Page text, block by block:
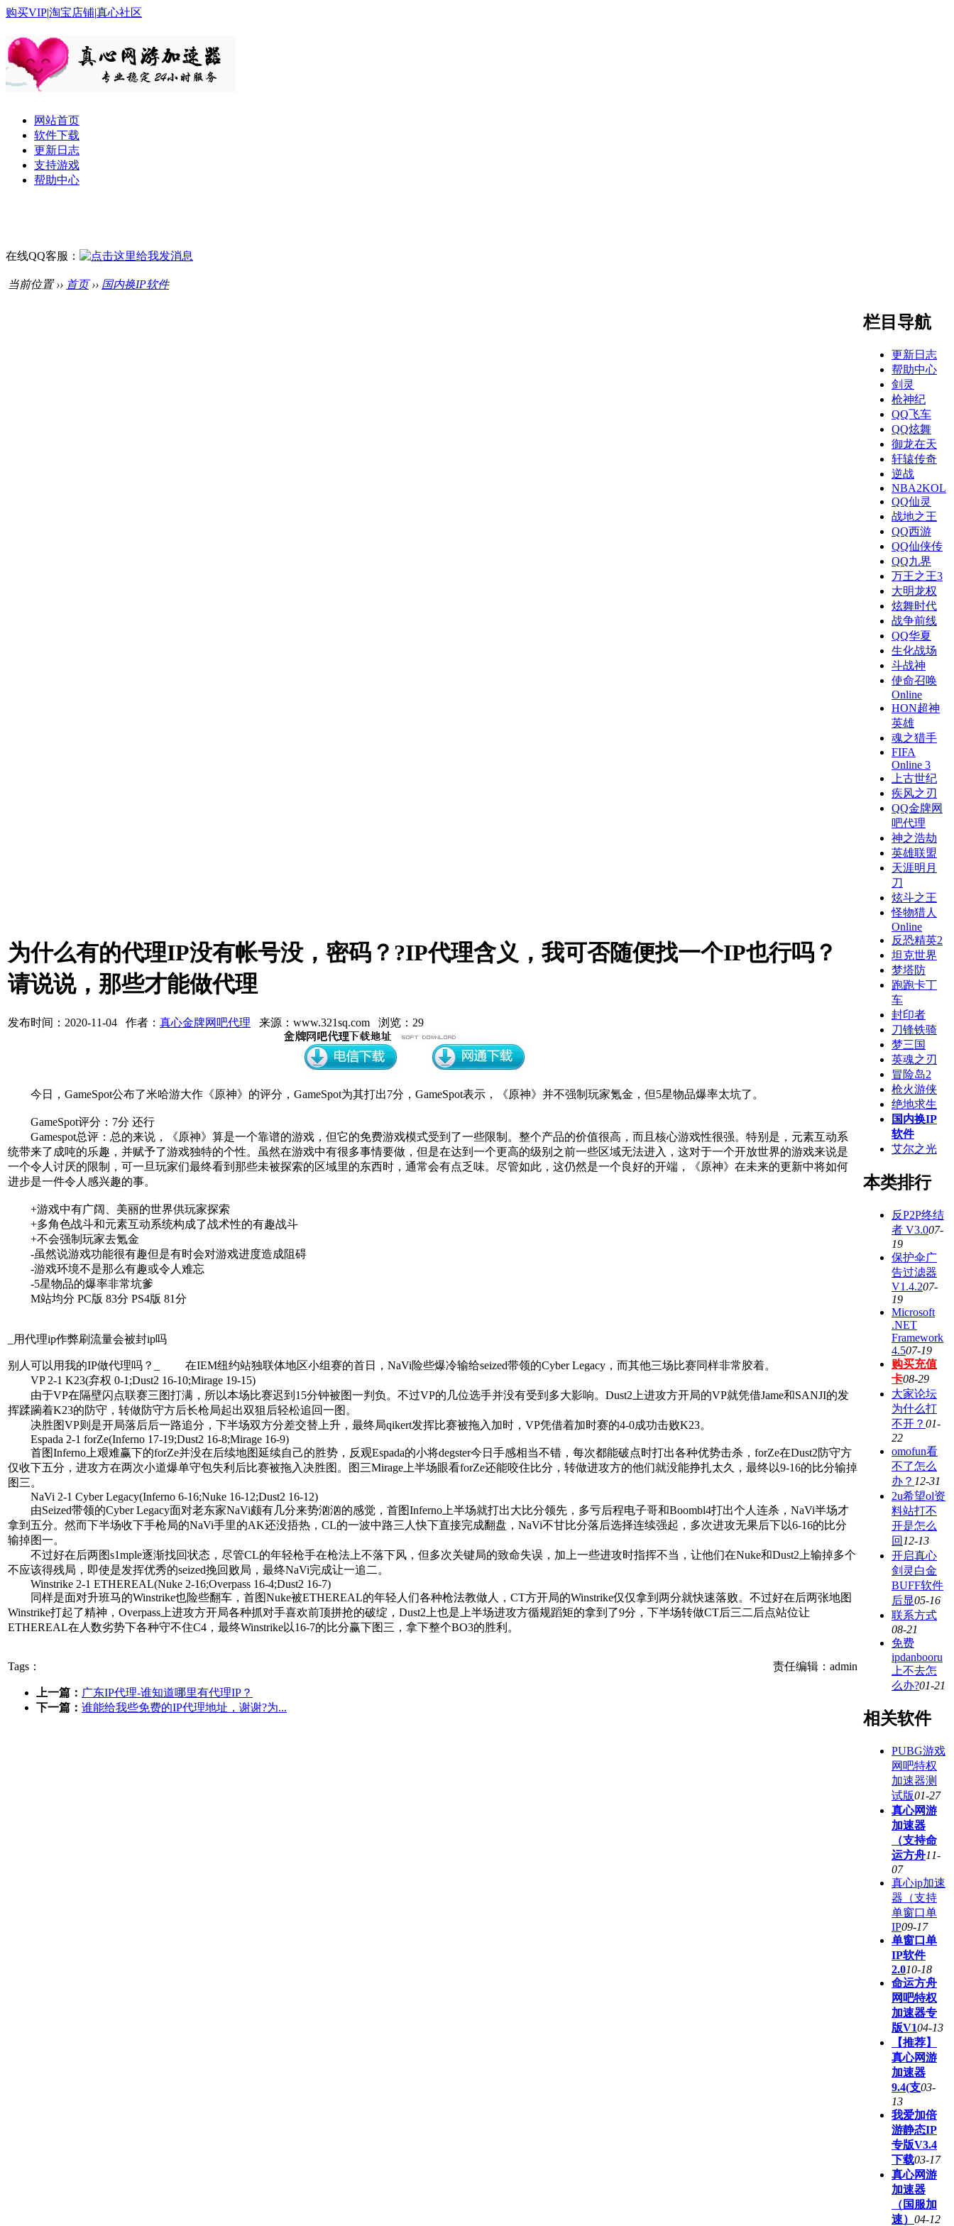
购买VIP|淘宝店铺|真心社区
网站首页
软件下载
更新日志
支持游戏
帮助中心
在线QQ客服：
当前位置 ›› 首页›› 国内换IP软件
为什么有的代理IP没有帐号没，密码？?IP代理含义，我可否随便找一个IP也行吗？
请说说，那些才能做代理
发布时间：2020-11-04 作者： 真心金牌网吧代理 来源：www.321sq.com 浏览：29
今日，GameSpot公布了米哈游大作《原神》的评分，GameSpot为其打出7分，GameSpot表示，《原神》并不强制玩家氪金，但5星物品爆率太坑了。
GameSpot评分：7分 还行
Gamespot总评：总的来说，《原神》算是一个靠谱的游戏，但它的免费游戏模式受到了一些限制。整个产品的价值很高，而且核心游戏性很强。特别是，元素互动系
统带来了成吨的乐趣，并赋予了游戏独特的个性。虽然在游戏中有很多事情要做，但是在达到一个更高的级别之前一些区域无法进入，这对于一个开放世界的游戏来说是
一个令人讨厌的限制，可一旦玩家们最终看到那些未被探索的区域里的东西时，通常会有点乏味。尽管如此，这仍然是一个良好的开端，《原神》在未来的更新中将如何
进步是一件令人感兴趣的事。
+游戏中有广阔、美丽的世界供玩家探索
+多角色战斗和元素互动系统构成了战术性的有趣战斗
+不会强制玩家去氪金
-虽然说游戏功能很有趣但是有时会对游戏进度造成阻碍
-游戏环境不是那么有趣或令人难忘
-5星物品的爆率非常坑爹
M站均分 PC版 83分 PS4版 81分
_用代理ip作弊刷流量会被封ip吗
别人可以用我的IP做代理吗？_ 在IEM纽约站独联体地区小组赛的首日，NaVi险些爆冷输给seized带领的Cyber Legacy，而其他三场比赛同样非常胶着。
VP 2-1 K23(弃权 0-1;Dust2 16-10;Mirage 19-15)
由于VP在隔壁闪点联赛三图打满，所以本场比赛迟到15分钟被图一判负。不过VP的几位选手并没有受到多大影响。Dust2上进攻方开局的VP就凭借Jame和SANJI的发
挥蹂躏着K23的防守，转做防守方后长枪局起出双狙后轻松追回一图。
决胜图VP则是开局落后后一路追分，下半场双方分差交替上升，最终局qikert发挥比赛被拖入加时，VP凭借着加时赛的4-0成功击败K23。
Espada 2-1 forZe(Inferno 17-19;Dust2 16-8;Mirage 16-9)
首图Inferno上艰难赢下的forZe并没在后续地图延续自己的胜势，反观Espada的小将degster今日手感相当不错，每次都能破点时打出各种优势击杀，forZe在Dust2防守方
仅收下五分，进攻方在两次小道爆单守包失利后比赛被拖入决胜图。图三Mirage上半场眼看forZe还能咬住比分，转做进攻方的他们就没能挣扎太久，最终以9-16的比分输掉
图三。
NaVi 2-1 Cyber Legacy(Inferno 6-16;Nuke 16-12;Dust2 16-12)
由Seized带领的Cyber Legacy面对老东家NaVi颇有几分来势汹汹的感觉，首图Inferno上半场就打出大比分领先，多亏后程电子哥和Boombl4打出个人连杀，NaVi半场才
拿到五分。然而下半场收下手枪局的NaVi手里的AK还没捂热，CL的一波中路三人快下直接完成翻盘，NaVi不甘比分落后选择连续强起，多次进攻无果后下以6-16的比分
输掉图一。
不过好在后两图s1mple逐渐找回状态，尽管CL的年轻枪手在枪法上不落下风，但多次关键局的致命失误，加上一些进攻时指挥不当，让他们在Nuke和Dust2上输掉多个
不应该得残局，即使是发挥优秀的seized挽回败局，最终NaVi完成让一追二。
Winstrike 2-1 ETHEREAL(Nuke 2-16;Overpass 16-4;Dust2 16-7)
同样是面对升班马的Winstrike也险些翻车，首图Nuke被ETHEREAL的年轻人们各种枪法教做人，CT方开局的Winstrike仅仅拿到两分就快速落败。不过好在后两张地图
Winstrike打起了精神，Overpass上进攻方开局各种抓对手喜欢前顶拼抢的破绽，Dust2上也是上半场进攻方循规蹈矩的拿到了9分，下半场转做CT后三二后点站位让
ETHEREAL在人数劣势下各种守不住C4，最终Winstrike以16-7的比分赢下图三，拿下整个BO3的胜利。
Tags： 责任编辑：admin
上一篇： 广东IP代理-谁知道哪里有代理IP？
下一篇： 谁能给我些免费的IP代理地址，谢谢?为...
栏目导航
更新日志
帮助中心
剑灵
枪神纪
QQ飞车
QQ炫舞
御龙在天
轩辕传奇
逆战
NBA2KOL
QQ仙灵
战地之王
QQ西游
QQ仙侠传
QQ九界
万王之王3
大明龙权
炫舞时代
战争前线
QQ华夏
生化战场
斗战神
使命召唤
Online
HON超神
英雄
魂之猎手
FIFA
Online 3
上古世纪
疾风之刃
QQ金牌网
吧代理
神之浩劫
英雄联盟
天涯明月
刀
炫斗之王
怪物猎人
Online
反恐精英2
坦克世界
梦塔防
跑跑卡丁
车
封印者
刀锋铁骑
梦三国
英魂之刃
冒险岛2
枪火游侠
绝地求生
国内换IP
软件
艾尔之光
本类排行
反P2P终结
者 V3.007-
19
保护伞广
告过滤器
V1.4.207-
19
Microsoft
.NET
Framework
4.507-19
购买充值
卡08-29
大家论坛
为什么打
不开？ 01-
22
omofun看
不了怎么
办？ 12-31
2u希望ol资
料站打不
开是怎么
回 12-13
开启真心
剑灵白金
BUFF软件
后显05-16
联系方式
08-21
免费
ipdanbooru
上不去怎
么办?01-21
相关软件
PUBG游戏
网吧特权
加速器测
试版01-27
真心网游
加速器
（支持命
运方舟11-
07
真心ip加速
器（支持
单窗口单
IP09-17
单窗口单
IP软件
2.010-18
命运方舟
网吧特权
加速器专
版V104-13
【推荐】
真心网游
加速器
9.4(支03-
13
我爱加倍
游静态IP
专版V3.4
下载03-17
真心网游
加速器
（国服加
速） 04-12